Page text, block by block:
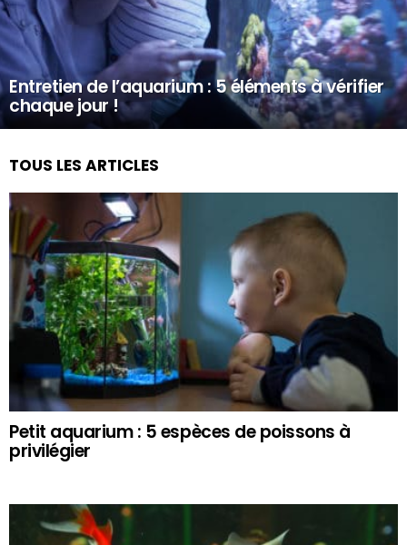
Entretien de l’aquarium : 5 éléments à vérifier
chaque jour !
TOUS LES ARTICLES
Petit aquarium : 5 espèces de poissons à
privilégier